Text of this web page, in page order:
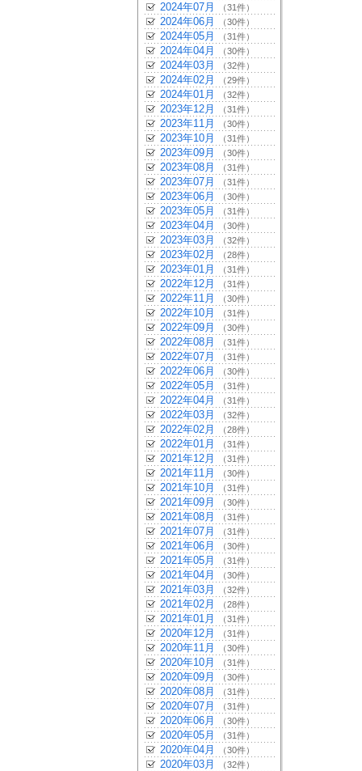
2024年07月 （31件）
2024年06月 （30件）
2024年05月 （31件）
2024年04月 （30件）
2024年03月 （32件）
2024年02月 （29件）
2024年01月 （32件）
2023年12月 （31件）
2023年11月 （30件）
2023年10月 （31件）
2023年09月 （30件）
2023年08月 （31件）
2023年07月 （31件）
2023年06月 （30件）
2023年05月 （31件）
2023年04月 （30件）
2023年03月 （32件）
2023年02月 （28件）
2023年01月 （31件）
2022年12月 （31件）
2022年11月 （30件）
2022年10月 （31件）
2022年09月 （30件）
2022年08月 （31件）
2022年07月 （31件）
2022年06月 （30件）
2022年05月 （31件）
2022年04月 （31件）
2022年03月 （32件）
2022年02月 （28件）
2022年01月 （31件）
2021年12月 （31件）
2021年11月 （30件）
2021年10月 （31件）
2021年09月 （30件）
2021年08月 （31件）
2021年07月 （31件）
2021年06月 （30件）
2021年05月 （31件）
2021年04月 （30件）
2021年03月 （32件）
2021年02月 （28件）
2021年01月 （31件）
2020年12月 （31件）
2020年11月 （30件）
2020年10月 （31件）
2020年09月 （30件）
2020年08月 （31件）
2020年07月 （31件）
2020年06月 （30件）
2020年05月 （31件）
2020年04月 （30件）
2020年03月 （32件）